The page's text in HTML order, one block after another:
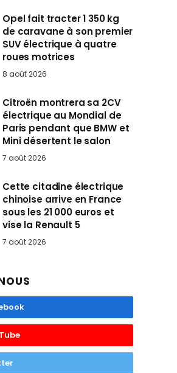
Opel fait tracter 1 350 kg
de caravane à son premier
SUV électrique à quatre
roues motrices
8 août 2026
Citroën montrera sa 2CV
électrique au Mondial de
Paris pendant que BMW et
Mini désertent le salon
7 août 2026
Cette citadine électrique
chinoise arrive en France
sous les 21 000 euros et
vise la Renault 5
7 août 2026